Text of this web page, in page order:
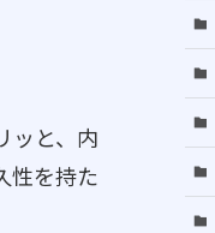
ッと、内
性を持た